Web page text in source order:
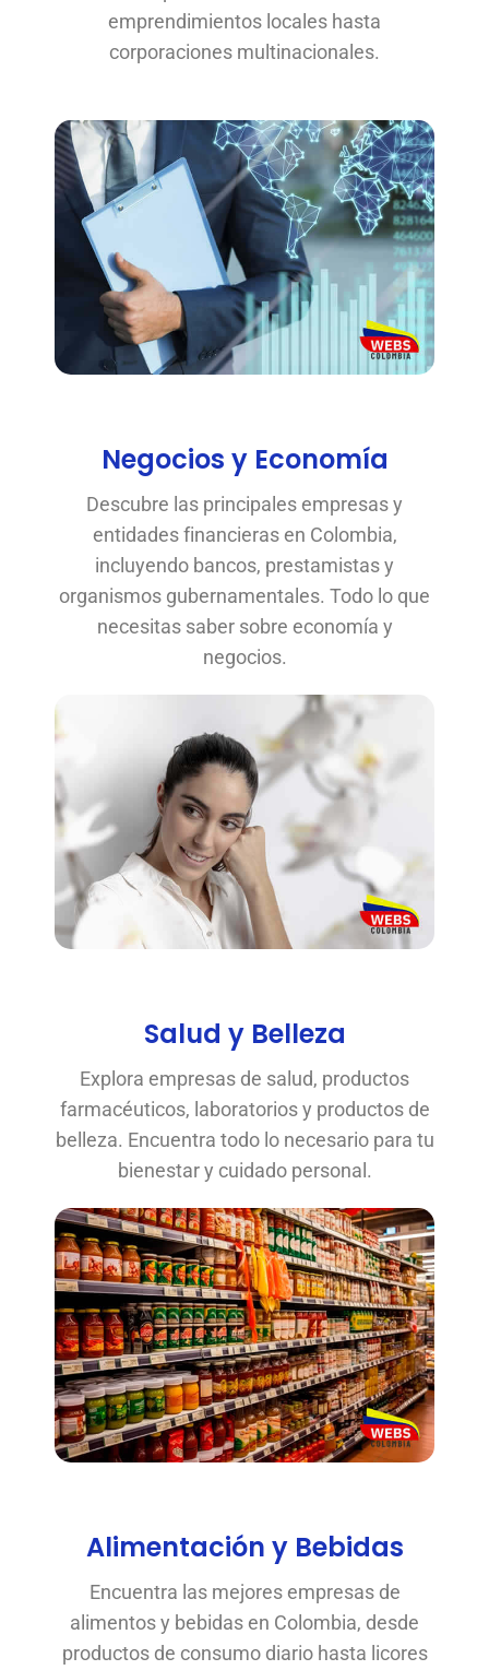
emprendimientos locales hasta
corporaciones multinacionales.
Negocios y Economía
Descubre las principales empresas y
entidades financieras en Colombia,
incluyendo bancos, prestamistas y
organismos gubernamentales. Todo lo que
necesitas saber sobre economía y
negocios.
Salud y Belleza
Explora empresas de salud, productos
farmacéuticos, laboratorios y productos de
belleza. Encuentra todo lo necesario para tu
bienestar y cuidado personal.
Alimentación y Bebidas
Encuentra las mejores empresas de
alimentos y bebidas en Colombia, desde
productos de consumo diario hasta licores